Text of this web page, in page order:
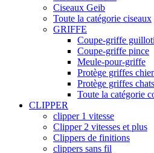
Ciseaux Geib
Toute la catégorie ciseaux
GRIFFE
Coupe-griffe
Coupe-griffe pince
Meule-pour-griffe
Protège griffes
Protège griffes chats
Toute la catégorie
CLIPPER
clipper 1 vitesse
Clipper 2 vitesses et plus
Clippers de finitions
clippers sans fil